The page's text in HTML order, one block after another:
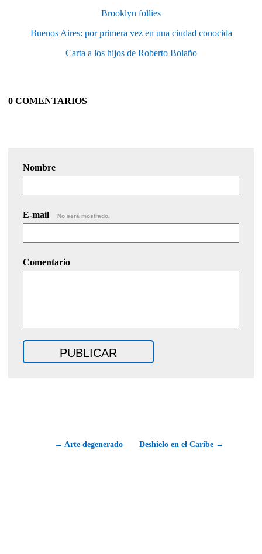
Brooklyn follies
Buenos Aires: por primera vez en una ciudad conocida
Carta a los hijos de Roberto Bolaño
0 COMENTARIOS
Nombre
E-mail No será mostrado.
Comentario
← Arte degenerado Deshielo en el Caribe →